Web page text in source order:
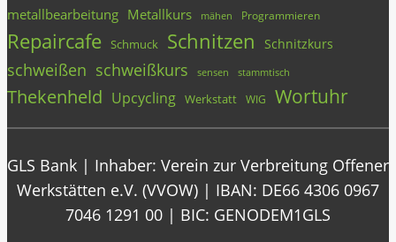
metallbearbeitung Metallkurs mähen Programmieren
Repaircafe Schmuck Schnitzen Schnitzkurs
schweißen schweißkurs sensen stammtisch
Thekenheld Upcycling Werkstatt WIG Wortuhr
GLS Bank | Inhaber: Verein zur Verbreitung Offener
Werkstätten e.V. (VVOW) | IBAN: DE66 4306 0967
7046 1291 00 | BIC: GENODEM1GLS